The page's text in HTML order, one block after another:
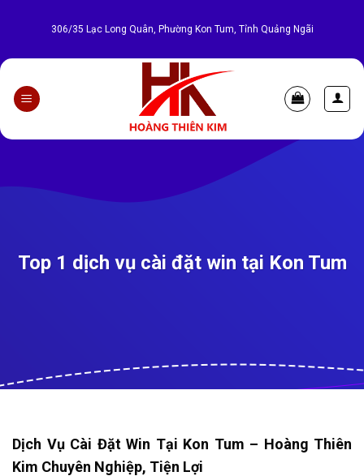
dung
306/35 Lạc Long Quân, Phường Kon Tum, Tỉnh Quảng Ngãi
Top 1 dịch vụ cài đặt win tại Kon Tum
Dịch Vụ Cài Đặt Win Tại Kon Tum – Hoàng Thiên
Kim Chuyên Nghiệp, Tiện Lợi